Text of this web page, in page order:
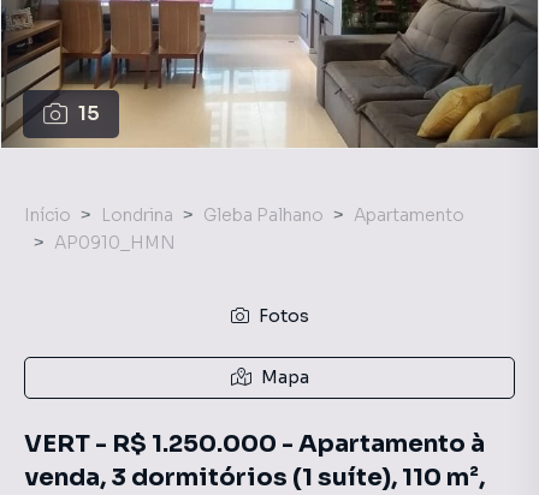
15
Início Londrina Gleba Palhano
Apartamento
AP0910_HMN
Fotos
Mapa
VERT - R$ 1.250.000 - Apartamento à
venda, 3 dormitórios (1 suíte), 110 m²,